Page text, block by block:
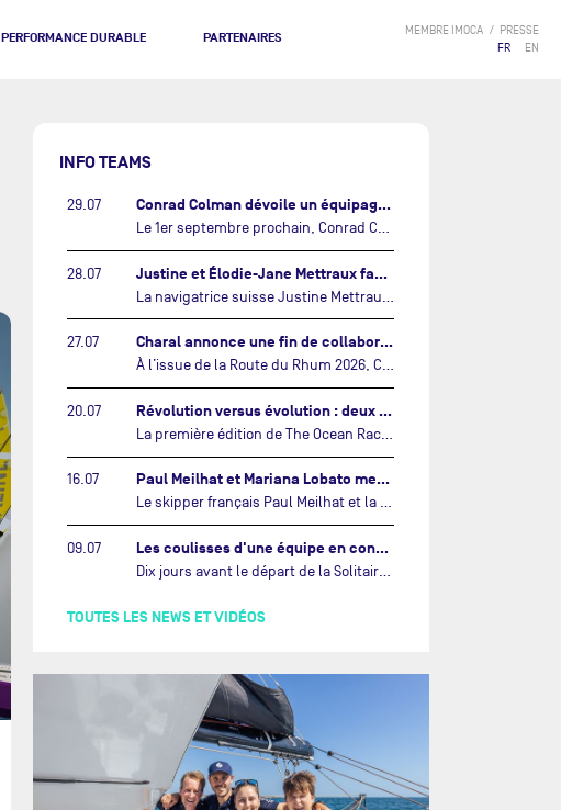
PERFORMANCE DURABLE PARTENAIRES MEMBRE IMOCA
PRESSE
FR
EN
INFO TEAMS
29.07 Conrad Colman dévoile un équipage 100% néo-zélandais tourné vers l'avenir…
Le 1er septembre prochain, Conrad Colman prendra le départ de la première édition de The Ocean Race Atlantic, une nouvelle course IMOCA en équipage reliant New York à Lorient. À bord de MSIG Europe, le skipper néo-zélandais sera entouré de trois jeunes talents issus de la voile néo-zélandaise : Megan Thomson, Anna Merchant et Aaron Hume-Merry.…
28.07 Justine et Élodie-Jane Mettraux face à face sur la transatlantique The Ocean Race Atlantic…
27.07 Charal annonce une fin de collaboration avec Jérémie Beyou et le Beyou Racing après la Route du Rhum…
À l’issue de la Route du Rhum 2026, Charal et le Beyou Racing mettront fin à leur collaboration. Il a été décidé de manière concertée, après dix ans d’une collaboration riche et performante, d’ouvrir une nouvelle ère pour le projet du Charal Sailing Team.…
20.07 Révolution versus évolution : deux nouveaux IMOCA très différents se préparent pour The Ocean Race Atlantic…
16.07 Paul Meilhat et Mariana Lobato mettent à l’eau leur bateau et lancent leur nouvelle campagne « United by the Ocean »…
Le skipper français Paul Meilhat et la co-skipper portugaise Mariana Lobato mettent à l’eau aujourd’hui à Lorient leur IMOCA à bord duquel ils participeront à The Ocean Race Atlantic (septembre 2026) puis à The Ocean Race, le tour du monde en équipage (janvier 2027).…
09.07 Les coulisses d'une équipe en construction vers le Vendée Globe…
TOUTES LES NEWS ET VIDÉOS